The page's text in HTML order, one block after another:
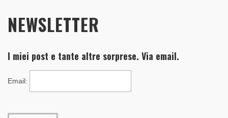
NEWSLETTER
I miei post e tante altre sorprese. Via email.
Email: